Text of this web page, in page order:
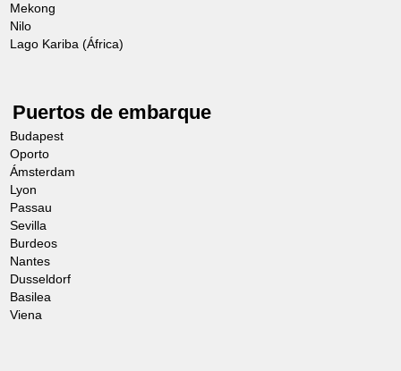
Mekong
Nilo
Lago Kariba (África)
Puertos de embarque
Budapest
Oporto
Ámsterdam
Lyon
Passau
Sevilla
Burdeos
Nantes
Dusseldorf
Basilea
Viena